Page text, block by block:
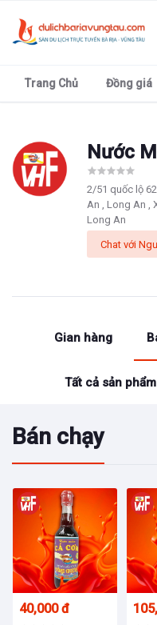
Trang Chủ Đồng giá
Nước
2/51 quốc lộ 62
An , Long An ,
Long An
Chat với
Gian hàng
Tất cả sản phẩm
Bán chạy
40,000 đ